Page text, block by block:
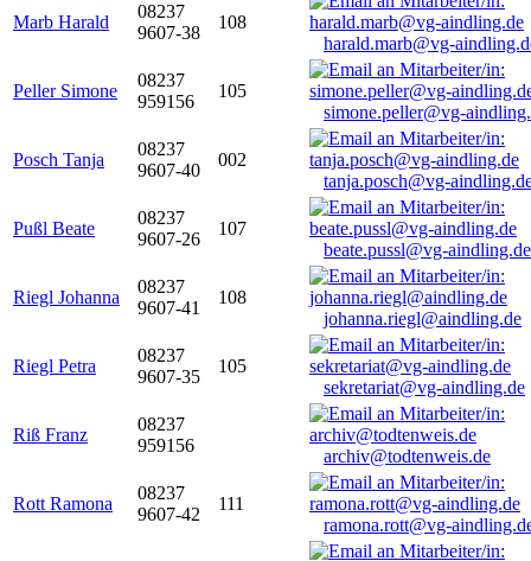
Marb Harald
08237
9607-38
108
harald.marb@vg-
Peller Simone
08237
959156
105
simone.peller@vg-
Posch Tanja
08237
9607-40
002
tanja.posch@vg-
Pußl Beate
08237
9607-26
107
beate.pussl@vg-aindling.de
Riegl Johanna
08237
9607-41
108
johanna.riegl@aindling.de
Riegl Petra
08237
9607-35
105
sekretariat@vg-aindling.de
Riß Franz
08237
959156
archiv@todtenweis.de
Rott Ramona
08237
9607-42
111
ramona.rott@vg-